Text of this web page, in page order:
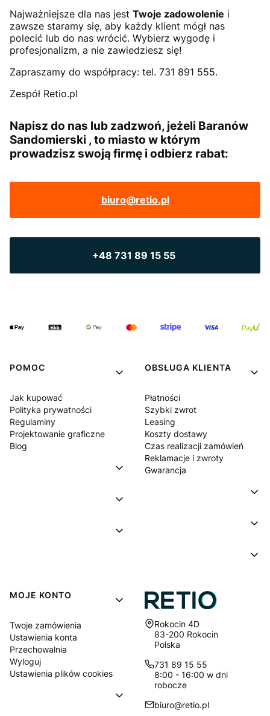
Najważniejsze dla nas jest Twoje zadowolenie i
zawsze staramy się, aby każdy klient mógł nas
polecić lub do nas wrócić. Wybierz wygodę i
profesjonalizm, a nie zawiedziesz się!
Zapraszamy do współpracy: tel. 731 891 555.
Zespół Retio.pl
Napisz do nas lub zadzwoń, jeżeli Baranów
Sandomierski , to miasto w którym
prowadzisz swoją firmę i odbierz rabat:
biuro@retio.pl
+48 731 89 15 55
POMOC
Jak kupować
Polityka prywatności
Regulaminy
Projektowanie graficzne
Blog
OBSŁUGA KLIENTA
Płatności
Szybki zwrot
Leasing
Koszty dostawy
Czas realizacji zamówień
Reklamacje i zwroty
Gwarancja
MOJE KONTO
Twoje zamówienia
Ustawienia konta
Przechowalnia
Wyloguj
Ustawienia plików cookies
Adres:
Rokocin 4D
83-200 Rokocin
Polska
731 89 15 55
8:00 - 16:00 w dni
robocze
biuro@retio.pl